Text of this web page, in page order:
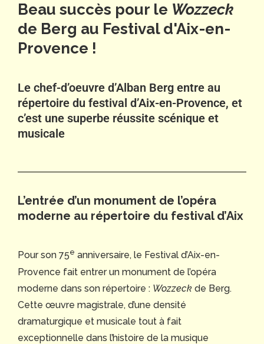
Beau succès pour le Wozzeck
de Berg au Festival d'Aix-en-
Provence !
Le chef-d’oeuvre d’Alban Berg entre au
répertoire du festival d’Aix-en-Provence, et
c’est une superbe réussite scénique et
musicale
L’entrée d’un monument de l’opéra
moderne au répertoire du festival d’Aix
Pour son 75e anniversaire, le Festival d’Aix-en-
Provence fait entrer un monument de l’opéra
moderne dans son répertoire : Wozzeck de Berg.
Cette œuvre magistrale, d’une densité
dramaturgique et musicale tout à fait
exceptionnelle dans l’histoire de la musique